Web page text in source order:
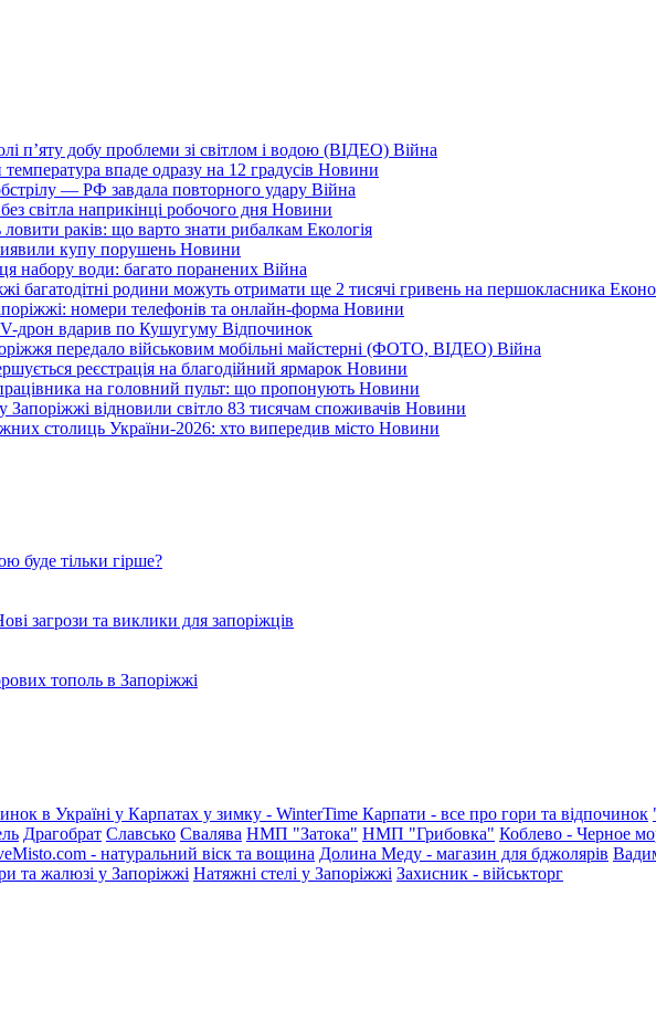
п’яту добу проблеми зі світлом і водою (ВІДЕО) Війна
впаде одразу на 12 градусів Новини
— РФ завдала повторного удару Війна
світла наприкінці робочого дня Новини
ловити раків: що варто знати рибалкам Екологія
купу порушень Новини
набору води: багато поранених Війна
багатодітні родини можуть отримати ще 2 тисячі гривень на першокласника
номери телефонів та онлайн-форма Новини
дрон вдарив по Кушугуму Відпочинок
передало військовим мобільні майстерні (ФОТО, ВІДЕО) Війна
реєстрація на благодійний ярмарок Новини
на головний пульт: що пропонують Новини
Запоріжжі відновили світло 83 тисячам споживачів Новини
столиць України-2026: хто випередив місто Новини
буде тільки гірше?
загрози та виклики для запоріжців
тополь в Запоріжжі
в Україні у Карпатах у зимку - WinterTime Карпати - все про гори та відпочинок
Драгобрат Славсько Свалява НМП "Затока" НМП "Грибовка" Коблево - Черное
- натуральний віск та вощина Долина Меду - магазин для бджолярів
та жалюзі у Запоріжжі Натяжні стелі у Запоріжжі Захисник - військторг